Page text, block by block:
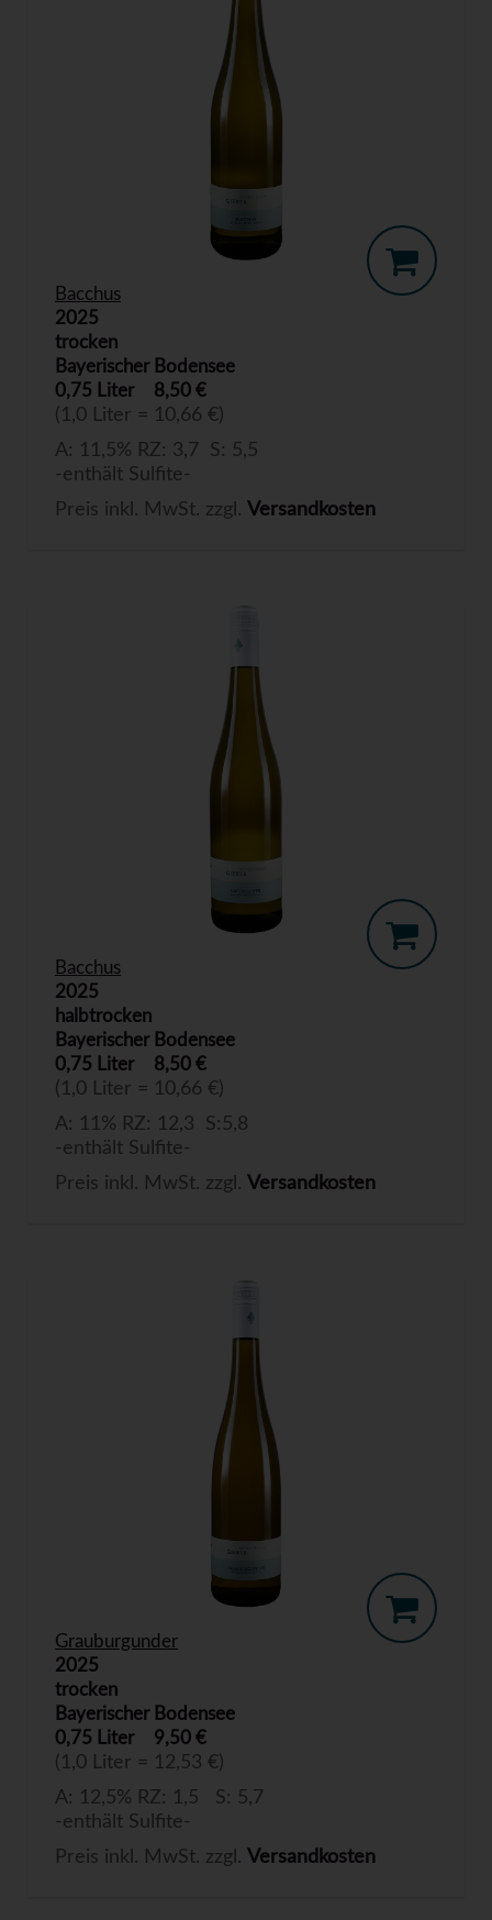
Bacchus
2025
trocken
Bayerischer Bodensee
0,75 Liter
8,50 €
(1,0 Liter = 10,66 €)
A: 11,5% RZ: 3,7 S: 5,5
-enthält Sulfite-
Preis inkl. MwSt. zzgl. Versandkosten
Bacchus
2025
halbtrocken
Bayerischer Bodensee
0,75 Liter
8,50 €
(1,0 Liter = 10,66 €)
A: 11% RZ: 12,3 S:5,8
-enthält Sulfite-
Preis inkl. MwSt. zzgl. Versandkosten
Grauburgunder
2025
trocken
Bayerischer Bodensee
0,75 Liter
9,50 €
(1,0 Liter = 12,53 €)
A: 12,5% RZ: 1,5 S: 5,7
-enthält Sulfite-
Preis inkl. MwSt. zzgl. Versandkosten